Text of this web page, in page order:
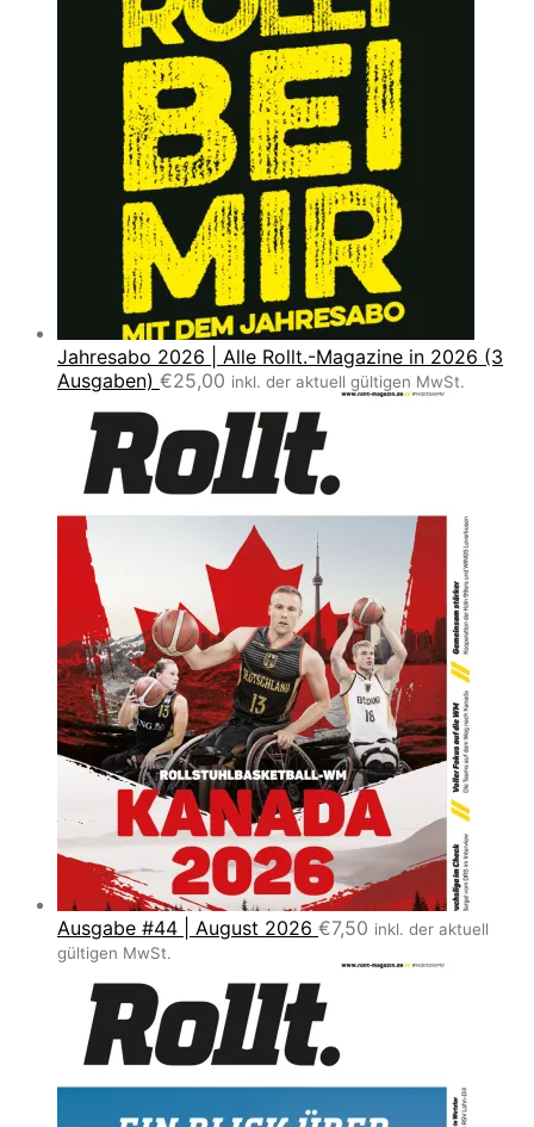
Jahresabo 2026 | Alle Rollt.-Magazine in 2026 (3
Ausgaben) €25,00 inkl. der aktuell gültigen MwSt.
Ausgabe #44 | August 2026 €7,50 inkl. der aktuell
gültigen MwSt.